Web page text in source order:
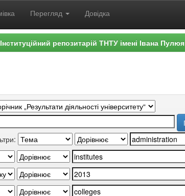
Перегляд Довідка
репозитарій ТНТУ імені Івана Пулюя